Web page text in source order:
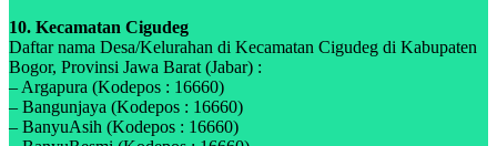
10. Kecamatan Cigudeg
Daftar nama Desa/Kelurahan di Kecamatan Cigudeg di Kabupaten
Bogor, Provinsi Jawa Barat (Jabar) :
– Argapura (Kodepos : 16660)
– Bangunjaya (Kodepos : 16660)
– BanyuAsih (Kodepos : 16660)